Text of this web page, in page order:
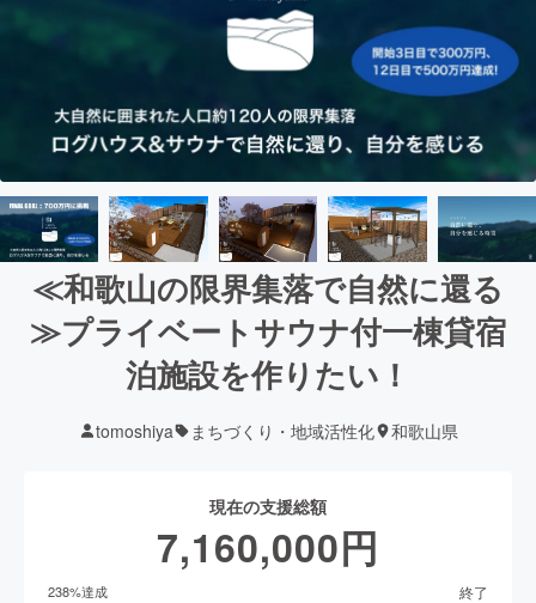
≪和歌山の限界集落で自然に還る
≫プライベートサウナ付一棟貸宿
泊施設を作りたい！
tomoshiya まちづくり・地域活性化 和歌山県
現在の支援総額
7,160,000円
238%達成 終了